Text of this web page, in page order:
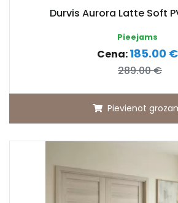
Durvis Aurora Latte Soft
Pieejams
Cena:185.00 €
289.00 €
Pievienot